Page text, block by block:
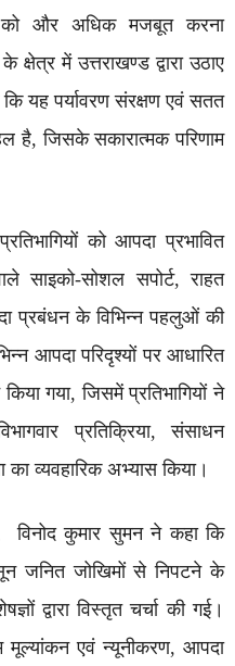
को और अधिक मजबूत करना
में उत्तराखण्ड द्वारा उठाए
यह पर्यावरण संरक्षण एवं सतत
है, जिसके सकारात्मक परिणाम
को आपदा प्रभावित
साइको-सोशल सपोर्ट, राहत
प्रबंधन के विभिन्न पहलुओं की
आपदा परिदृश्यों पर आधारित
गया, जिसमें प्रतिभागियों ने
प्रतिक्रिया, संसाधन
व्यवहारिक अभ्यास किया।
विनोद कुमार सुमन ने कहा कि
जनित जोखिमों से निपटने के
द्वारा विस्तृत चर्चा की गई।
एवं न्यूनीकरण, आपदा